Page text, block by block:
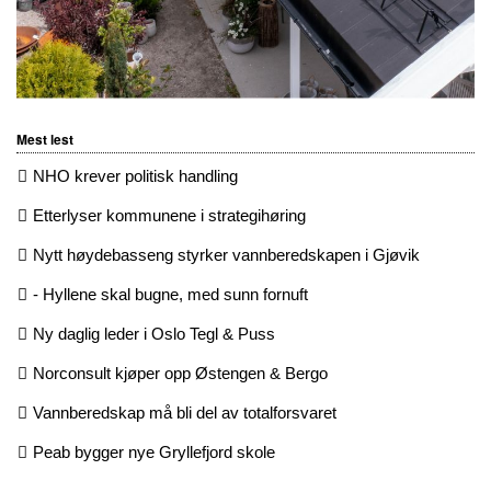
Mest lest
NHO krever politisk handling
Etterlyser kommunene i strategihøring
Nytt høydebasseng styrker vannberedskapen i Gjøvik
- Hyllene skal bugne, med sunn fornuft
Ny daglig leder i Oslo Tegl & Puss
Norconsult kjøper opp Østengen & Bergo
Vannberedskap må bli del av totalforsvaret
Peab bygger nye Gryllefjord skole